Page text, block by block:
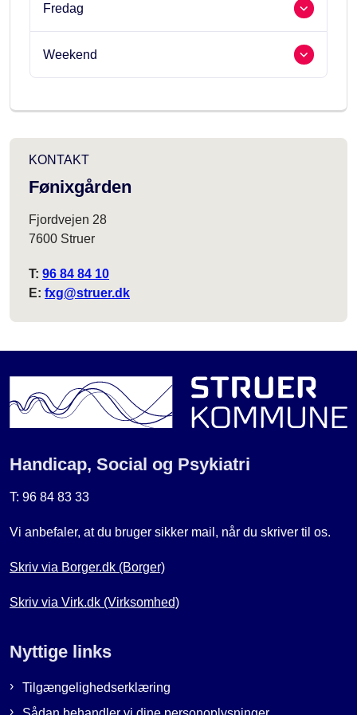
Fredag
Weekend
KONTAKT
Fønixgården
Fjordvejen 28
7600 Struer
T: 96 84 84 10
E: fxg@struer.dk
Handicap, Social og Psykiatri
T: 96 84 83 33
Vi anbefaler, at du bruger sikker mail, når du skriver til os.
Skriv via Borger.dk (Borger)
Skriv via Virk.dk (Virksomhed)
Nyttige links
Tilgængelighedserklæring